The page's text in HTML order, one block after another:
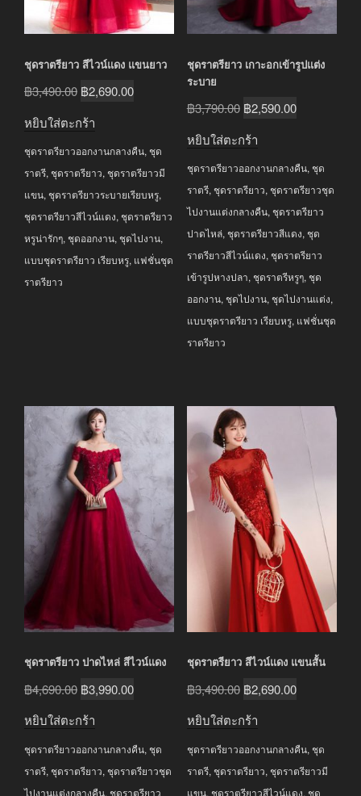
ชุดราตรียาว สีไวน์แดง แขนยาว
฿3,490.00 Original
฿3,490.00.
฿2,690.00Current
฿2,690.00.
หยิบใส่ตะกร้า
ชุดราตรียาวออกงานกลางคืน, ชุด
ราตรี, ชุดราตรียาว, ชุดราตรียาวมี
แขน, ชุดราตรียาวระบายเรียบหรู,
ชุดราตรียาวสีไวน์แดง, ชุดราตรียาว
หรูน่ารักๆ, ชุดออกงาน, ชุดไปงาน,
แบบชุดราตรียาว เรียบหรู, แฟชั่นชุด
ราตรียาว
ชุดราตรียาว เกาะอกเข้ารูปแต่ง
ระบาย
฿3,790.00 Original
฿3,790.00.
฿2,590.00Current
฿2,590.00.
หยิบใส่ตะกร้า
ชุดราตรียาวออกงานกลางคืน, ชุด
ราตรี, ชุดราตรียาว, ชุดราตรียาวชุด
ไปงานแต่งกลางคืน, ชุดราตรียาว
ปาดไหล่, ชุดราตรียาวสีแดง, ชุด
ราตรียาวสีไวน์แดง, ชุดราตรียาว
เข้ารูปหางปลา, ชุดราตรีหรูๆ, ชุด
ออกงาน, ชุดไปงาน, ชุดไปงานแต่ง,
แบบชุดราตรียาว เรียบหรู, แฟชั่นชุด
ราตรียาว
ชุดราตรียาว ปาดไหล่ สีไวน์แดง
฿4,690.00 Original
฿4,690.00.
฿3,990.00Current
฿3,990.00.
หยิบใส่ตะกร้า
ชุดราตรียาวออกงานกลางคืน, ชุด
ราตรี, ชุดราตรียาว, ชุดราตรียาวชุด
ไปงานแต่งกลางคืน, ชุดราตรียาว
ชุดราตรียาว สีไวน์แดง แขนสั้น
฿3,490.00 Original
฿3,490.00.
฿2,690.00Current
฿2,690.00.
หยิบใส่ตะกร้า
ชุดราตรียาวออกงานกลางคืน, ชุด
ราตรี, ชุดราตรียาว, ชุดราตรียาวมี
แขน, ชุดราตรียาวสีไวน์แดง, ชุด